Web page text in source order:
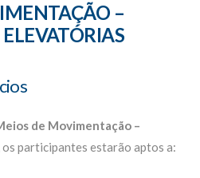
–
de Movimentação –
os participantes estarão aptos a: